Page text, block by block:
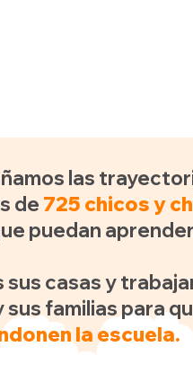
las
de 725 chicos y
puedan
casas y
sus familias para
la escuela.